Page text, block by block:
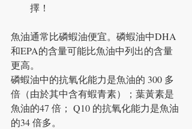
擇！
魚油通常比磷蝦油便宜。磷蝦油中DHA
和EPA的含量可能比魚油中列出的含量
更高。
磷蝦油中的抗氧化能力是魚油的 300 多
倍（由於其中含有蝦青素）；葉黃素是
魚油的47 倍； Q10 的抗氧化能力是魚油
的34 倍多。